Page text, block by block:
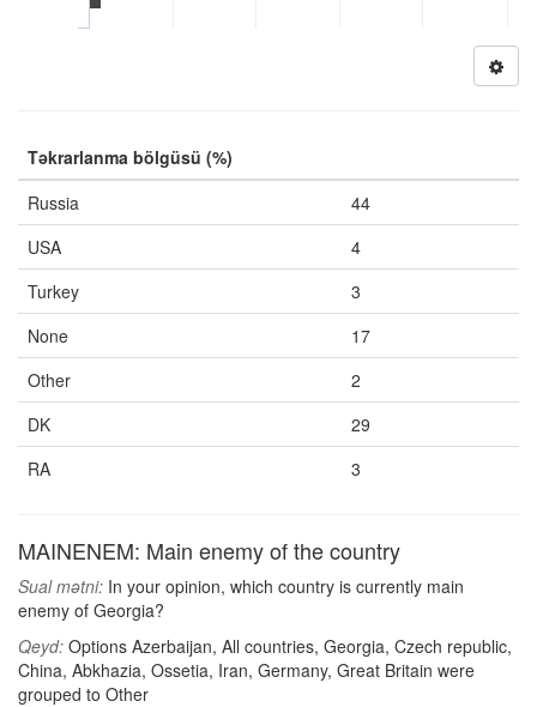
Təkrarlanma bölgüsü (%)
Russia
44
USA
4
Turkey
3
None
17
Other
2
DK
29
RA
3
MAINENEM: Main enemy of the country
Sual mətni: In your opinion, which country is currently main
enemy of Georgia?
Qeyd: Options Azerbaijan, All countries, Georgia, Czech republic,
China, Abkhazia, Ossetia, Iran, Germany, Great Britain were
grouped to Other